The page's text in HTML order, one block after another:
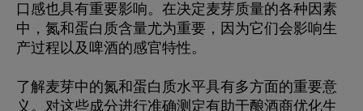
口感也具有重要影响。在决定麦芽质量的各种因素
中，氮和蛋白质含量尤为重要，因为它们会影响生
产过程以及啤酒的感官特性。
了解麦芽中的氮和蛋白质水平具有多方面的重要意
义。对这些成分进行准确测定有助于酿酒商优化生